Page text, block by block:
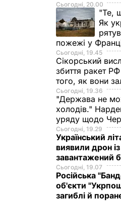
Сьогодні, 20.00
"Те,
Як
пожежі у
Сьогодні, 19.45
Сікорський
збиття ракет
того, як вони
Сьогодні, 19.36
"Держава не
холодів."
уряду щодо
Сьогодні, 19.29
Український
виявили дрон
завантажений
Сьогодні, 19.07
Російська
об'єкти
загиблі й